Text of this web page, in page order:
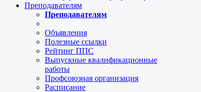
Преподавателям
Преподавателям
Объявления
Полезные ссылки
Рейтинг ППС
Выпускные квалификационные
работы
Профсоюзная организация
Расписание